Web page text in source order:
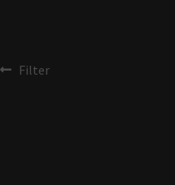
Filter